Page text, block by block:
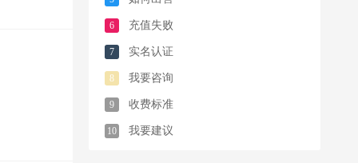
6 充值失败
7 实名认证
8 我要咨询
9 收费标准
10 我要建议